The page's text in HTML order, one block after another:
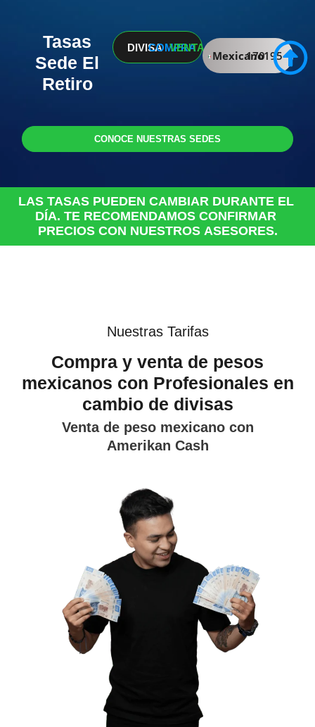
Tasas
Sede El
Retiro
DIVISACOMPRA
VENTA
Mexicano
170195
CONOCE NUESTRAS SEDES
LAS TASAS PUEDEN CAMBIAR DURANTE EL
DÍA. TE RECOMENDAMOS CONFIRMAR
PRECIOS CON NUESTROS ASESORES.
Nuestras Tarifas
Compra y venta de pesos
mexicanos con Profesionales en
cambio de divisas
Venta de peso mexicano con
Amerikan Cash